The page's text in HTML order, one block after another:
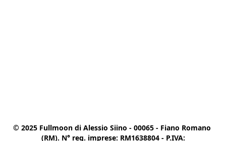
© 2025 Fullmoon di Alessio Siino - 00065 - Fiano Romano
(RM). N° reg. imprese: RM1638804 - P.IVA: